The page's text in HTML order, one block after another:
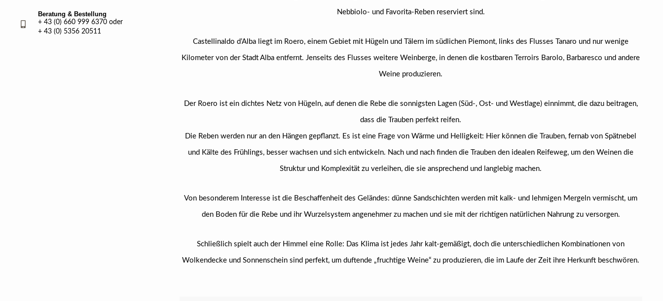
Beratung & Bestellung
+ 43 (0) 660 999 6370 oder
+ 43 (0) 5356 20511
Nebbiolo- und Favorita-Reben reserviert sind.
Castellinaldo d’Alba liegt im Roero, einem Gebiet mit Hügeln und Tälern im südlichen Piemont, links des Flusses Tanaro und nur wenige
Kilometer von der Stadt Alba entfernt. Jenseits des Flusses weitere Weinberge, in denen die kostbaren Terroirs Barolo, Barbaresco und andere
Weine produzieren.
Der Roero ist ein dichtes Netz von Hügeln, auf denen die Rebe die sonnigsten Lagen (Süd-, Ost- und Westlage) einnimmt, die dazu beitragen,
dass die Trauben perfekt reifen.
Die Reben werden nur an den Hängen gepflanzt. Es ist eine Frage von Wärme und Helligkeit: Hier können die Trauben, fernab von Spätnebel
und Kälte des Frühlings, besser wachsen und sich entwickeln. Nach und nach finden die Trauben den idealen Reifeweg, um den Weinen die
Struktur und Komplexität zu verleihen, die sie ansprechend und langlebig machen.
Von besonderem Interesse ist die Beschaffenheit des Geländes: dünne Sandschichten werden mit kalk- und lehmigen Mergeln vermischt, um
den Boden für die Rebe und ihr Wurzelsystem angenehmer zu machen und sie mit der richtigen natürlichen Nahrung zu versorgen.
Schließlich spielt auch der Himmel eine Rolle: Das Klima ist jedes Jahr kalt-gemäßigt, doch die unterschiedlichen Kombinationen von
Wolkendecke und Sonnenschein sind perfekt, um duftende „fruchtige Weine“ zu produzieren, die im Laufe der Zeit ihre Herkunft beschwören.